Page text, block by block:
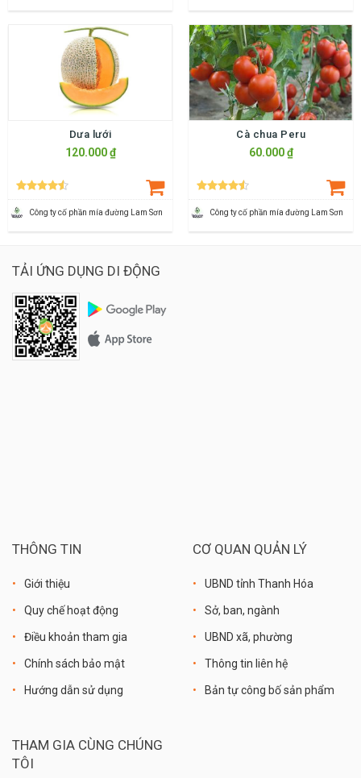
Dưa lưới
120.000 ₫
Công ty cố phần mía đường Lam Sơn
Cà chua Peru
60.000 ₫
Công ty cố phần mía đường Lam Sơn
TẢI ỨNG DỤNG DI ĐỘNG
THÔNG TIN
Giới thiệu
Quy chế hoạt động
Điều khoản tham gia
Chính sách bảo mật
Hướng dẫn sử dụng
CƠ QUAN QUẢN LÝ
UBND tỉnh Thanh Hóa
Sở, ban, ngành
UBND xã, phường
Thông tin liên hệ
Bản tự công bố sản phẩm
THAM GIA CÙNG CHÚNG
TÔI